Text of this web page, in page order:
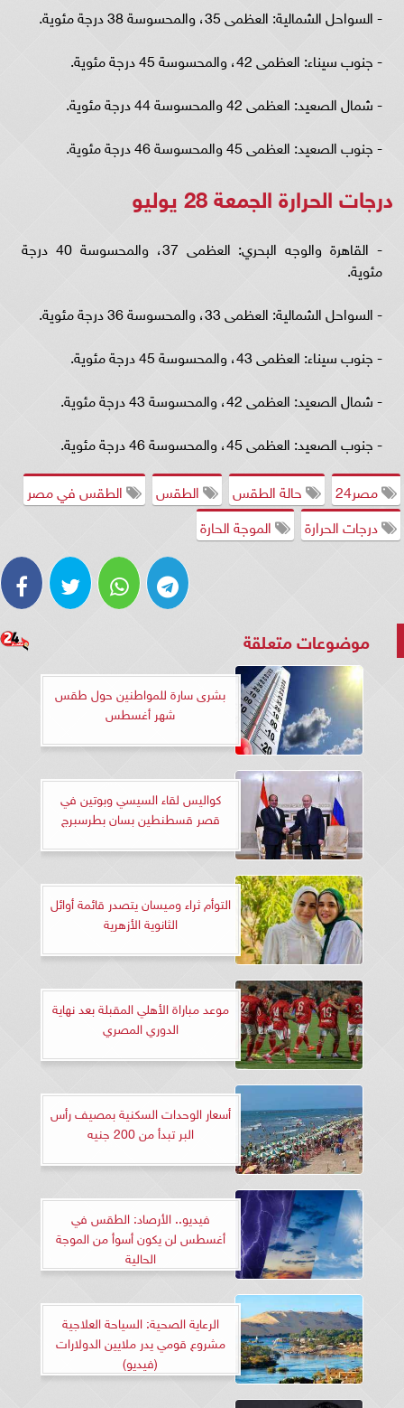
- السواحل الشمالية: العظمى 35، والمحسوسة 38 درجة مئوية.
- جنوب سيناء: العظمى 42، والمحسوسة 45 درجة مئوية.
- شمال الصعيد: العظمى 42 والمحسوسة 44 درجة مئوية.
- جنوب الصعيد: العظمى 45 والمحسوسة 46 درجة مئوية.
درجات الحرارة الجمعة 28 يوليو
- القاهرة والوجه البحري: العظمى 37، والمحسوسة 40 درجة
مئوية.
- السواحل الشمالية: العظمى 33، والمحسوسة 36 درجة مئوية.
- جنوب سيناء: العظمى 43، والمحسوسة 45 درجة مئوية.
- شمال الصعيد: العظمى 42، والمحسوسة 43 درجة مئوية.
- جنوب الصعيد: العظمى 45، والمحسوسة 46 درجة مئوية.
مصر24
حالة الطقس الطقس
الطقس في مصر
درجات الحرارة
الموجة الحارة
موضوعات متعلقة
بشرى سارة للمواطنين حول طقس
شهر أغسطس
كواليس لقاء السيسي وبوتين في
قصر قسطنطين بسان بطرسبرج
التوأم ثراء وميسان يتصدر قائمة أوائل
الثانوية الأزهرية
موعد مباراة الأهلي المقبلة بعد نهاية
الدوري المصري
أسعار الوحدات السكنية بمصيف رأس
البر تبدأ من 200 جنيه
فيديو.. الأرصاد: الطقس في
أغسطس لن يكون أسوأ من الموجة
الحالية
الرعاية الصحية: السياحة العلاجية
مشروع قومي يدر ملايين الدولارات
(فيديو)